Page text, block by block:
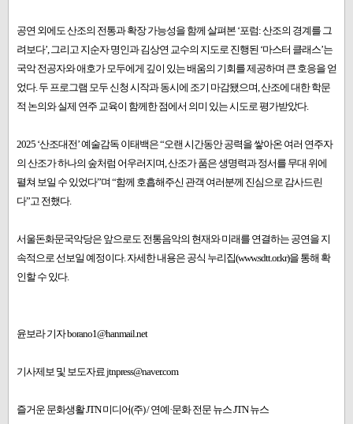
공연 외에도 산조의 전통과 확장 가능성을 함께 살펴본 ‘포럼: 산조의 경계를 그
려보다’, 그리고 지순자 명인과 김상연 교수의 지도로 진행된 ‘마스터 클래스’는
국악 전공자와 애호가 모두에게 깊이 있는 배움의 기회를 제공하며 큰 호응을 얻
었다. 두 프로그램 모두 신청 시작과 동시에 조기 마감됐으며, 산조에 대한 학문
적 논의와 실제 연주 교육이 함께한 점에서 의미 있는 시도로 평가받았다.
2025 ‘산조대전’ 예술감독 이태백은 “오랜 시간동안 공력을 쌓아온 여러 연주자
의 산조가 하나의 숲처럼 어우러지며, 산조가 품은 생명력과 정서를 무대 위에
펼쳐 보일 수 있었다”며 “함께 호흡해주신 관객 여러분께 진심으로 감사드린
다”고 전했다.
서울돈화문국악당은 앞으로도 전통음악의 현재와 미래를 연결하는 공연을 지
속적으로 선보일 예정이다. 자세한 내용은 공식 누리집(www.sdtt.or.kr)을 통해 확
인할 수 있다.
윤보라 기자 borano1@hanmail.net
기사제보 및 보도자료 jtnpress@naver.com
즐거운 문화생활 JTN 미디어(주) / 연예·문화 전문 뉴스 JTN 뉴스